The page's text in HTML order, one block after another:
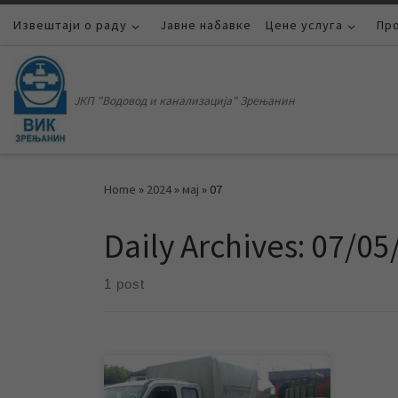
Skip to content
Извештаји о раду Јавне набавке Цене услуга
ЈКП "Водовод и канализација" Зрењанин
Home » 2024 » мај » 07
Daily Archives: 07/
1 post
Због радова Електродистрибуције